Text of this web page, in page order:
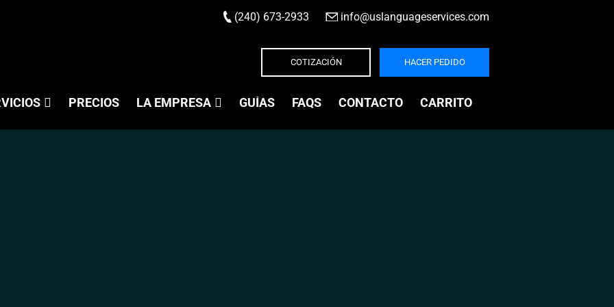
(240) 673-2933 info@uslanguageservices.com
COTIZACIÓN HACER PEDIDO
PRECIOS LA EMPRESA GUÍAS FAQS CONTACTO CARRITO